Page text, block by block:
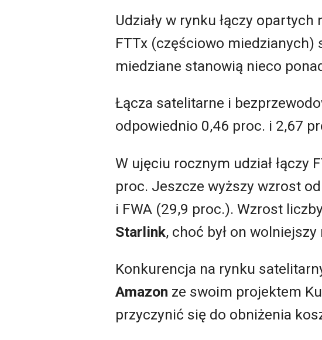
Udziały w rynku łączy
FTTx (częściowo miedzianych)
miedziane stanowią nieco
Łącza satelitarne i
odpowiednio 0,46 proc. i 2,67
W ujęciu rocznym udział łączy
proc. Jeszcze wyższy wzrost
i FWA (29,9 proc.). Wzrost
Starlink, choć był on
Konkurencja na rynku
Amazon ze swoim projektem
przyczynić się do obniżenia